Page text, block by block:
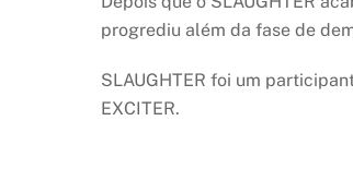
progrediu além da fase de
SLAUGHTER foi um
EXCITER.